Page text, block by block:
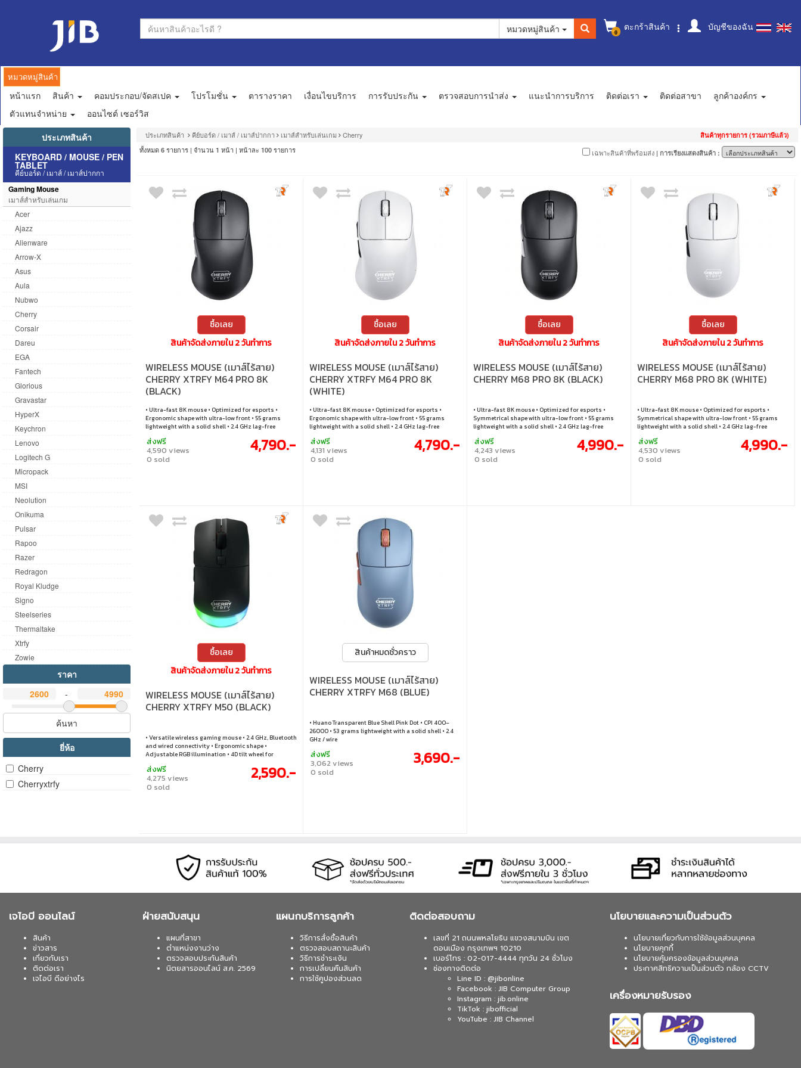
0 ตะกร้าสินค้า บัญชีของฉัน
หมวดหมู่สินค้า
หมวดหมู่สินค้า
หน้าแรก สินค้า คอมประกอบ/จัดสเปค โปรโมชั่น ตารางราคา เงื่อนไขบริการ การรับประกัน ตรวจสอบการนำส่ง แนะนำการบริการ ติดต่อเรา ติดต่อสาขา
ลูกค้าองค์กร
ตัวแทนจำหน่าย
ออนไซต์ เซอร์วิส
ประเภทสินค้า
KEYBOARD / MOUSE / PEN
TABLET
คีย์บอร์ด / เมาส์ / เมาส์ปากกา
Gaming Mouse
เมาส์สำหรับเล่นเกม
Acer
Ajazz
Alienware
Arrow-X
Asus
Aula
Nubwo
Cherry
Corsair
Dareu
EGA
Fantech
Glorious
Gravastar
HyperX
Keychron
Lenovo
Logitech G
Micropack
MSI
Neolution
Onikuma
Pulsar
Rapoo
Razer
Redragon
Royal Kludge
Signo
Steelseries
Thermaltake
Xtrfy
Zowie
ราคา
-
ค้นหา
ยี่ห้อ
Cherry
Cherryxtrfy
ประเภทสินค้า คีย์บอร์ด / เมาส์ / เมาส์ปากกา เมาส์สำหรับเล่นเกม Cherry สินค้าทุกรายการ (รวมภาษีแล้ว)
ทั้งหมด 6 รายการ | จำนวน 1 หน้า | หน้าละ 100 รายการ เฉพาะสินค้าที่พร้อมส่ง | การเรียงแสดงสินค้า :
ซื้อเลย
สินค้าจัดส่งภายใน 2 วันทำการ
WIRELESS MOUSE (เมาส์ไร้สาย)
CHERRY XTRFY M64 PRO 8K
(BLACK)
• Ultra-fast 8K mouse • Optimized for esports •
Ergonomic shape with ultra-low front • 55 grams
lightweight with a solid shell • 2.4 GHz lag-free
ส่งฟรี
4,590 views
0 sold
4,790.-
ซื้อเลย
สินค้าจัดส่งภายใน 2 วันทำการ
WIRELESS MOUSE (เมาส์ไร้สาย)
CHERRY XTRFY M64 PRO 8K
(WHITE)
• Ultra-fast 8K mouse • Optimized for esports •
Ergonomic shape with ultra-low front • 55 grams
lightweight with a solid shell • 2.4 GHz lag-free
ส่งฟรี
4,131 views
0 sold
4,790.-
ซื้อเลย
สินค้าจัดส่งภายใน 2 วันทำการ
WIRELESS MOUSE (เมาส์ไร้สาย)
CHERRY M68 PRO 8K (BLACK)
• Ultra-fast 8K mouse • Optimized for esports •
Symmetrical shape with ultra-low front • 55 grams
lightweight with a solid shell • 2.4 GHz lag-free
ส่งฟรี
4,243 views
0 sold
4,990.-
ซื้อเลย
สินค้าจัดส่งภายใน 2 วันทำการ
WIRELESS MOUSE (เมาส์ไร้สาย)
CHERRY M68 PRO 8K (WHITE)
• Ultra-fast 8K mouse • Optimized for esports •
Symmetrical shape with ultra-low front • 55 grams
lightweight with a solid shell • 2.4 GHz lag-free
ส่งฟรี
4,530 views
0 sold
4,990.-
ซื้อเลย
สินค้าจัดส่งภายใน 2 วันทำการ
WIRELESS MOUSE (เมาส์ไร้สาย)
CHERRY XTRFY M50 (BLACK)
• Versatile wireless gaming mouse • 2.4 GHz, Bluetooth
and wired connectivity • Ergonomic shape •
Adjustable RGB illumination • 4D tilt wheel for
ส่งฟรี
4,275 views
0 sold
2,590.-
สินค้าหมดชั่วคราว
WIRELESS MOUSE (เมาส์ไร้สาย)
CHERRY XTRFY M68 (BLUE)
• Huano Transparent Blue Shell Pink Dot • CPI 400–
26000 • 53 grams lightweight with a solid shell • 2.4
GHz / wire
ส่งฟรี
3,062 views
0 sold
3,690.-
เจไอบี ออนไลน์
สินค้า
ข่าวสาร
เกี่ยวกับเรา
ติดต่อเรา
เจไอบี ดีอย่างไร
ฝ่ายสนับสนุน
แผนที่สาขา
ตำแหน่งงานว่าง
ตรวจสอบประกันสินค้า
นิตยสารออนไลน์ ส.ค. 2569
แผนกบริการลูกค้า
วิธีการสั่งซื้อสินค้า
ตรวจสอบสถานะสินค้า
วิธีการชำระเงิน
การเปลี่ยนคืนสินค้า
การใช้คูปองส่วนลด
ติดต่อสอบถาม
เลขที่ 21 ถนนพหลโยธิน แขวงสนามบิน เขต
ดอนเมือง กรุงเทพฯ 10210
เบอร์โทร : 02-017-4444 ทุกวัน 24 ชั่วโมง
ช่องทางติดต่อ
Line ID : @jibonline
Facebook : JIB Computer Group
Instagram : jib.online
TikTok : jibofficial
YouTube : JIB Channel
นโยบายและความเป็นส่วนตัว
นโยบายเกี่ยวกับการใช้ข้อมูลส่วนบุคคล
นโยบายคุกกี้
นโยบายคุ้มครองข้อมูลส่วนบุคคล
ประกาศสิทธิความเป็นส่วนตัว กล้อง CCTV
เครื่องหมายรับรอง